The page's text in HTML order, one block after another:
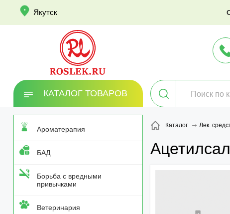
Якутск
КАТАЛОГ ТОВАРОВ
Ароматерапия
БАД
Борьба с вредными
привычками
Ветеринария
Каталог Лек.